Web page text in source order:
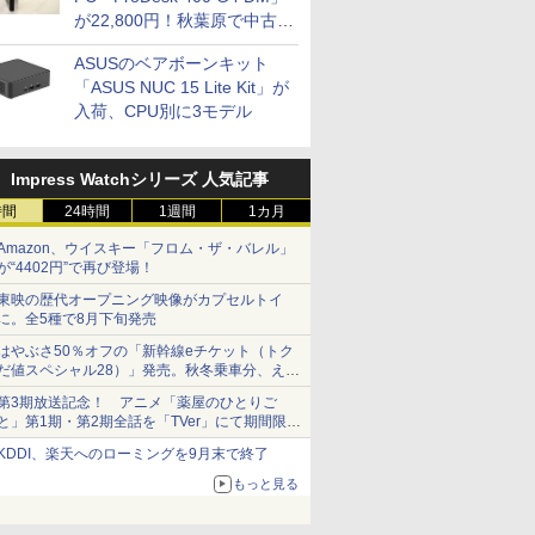
が22,800円！秋葉原で中古
PCセール
ASUSのベアボーンキット
「ASUS NUC 15 Lite Kit」が
入荷、CPU別に3モデル
Impress Watchシリーズ 人気記事
24時間 1週間 1カ月
、ウイスキー「フロム・ザ・バレル」
“4402円”で再び登場！
映の歴代オープニング映像がカプセルトイ
。全5種で8月下旬発売
やぶさ50％オフの「新幹線eチケット（トク
値スペシャル28）」発売。秋冬乗車分、えき
っと限定
3期放送記念！ アニメ「薬屋のひとりご
」第1期・第2期全話を「TVer」にて期間限定
順次無料配信開始
、楽天へのローミングを9月末で終了
もっと見る